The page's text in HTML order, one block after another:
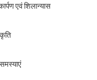
एवं शिलान्यास